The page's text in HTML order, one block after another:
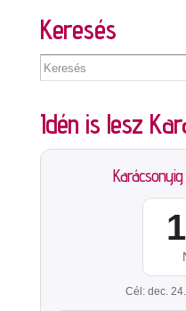
Keresés
Idén is lesz
Cél: dec.